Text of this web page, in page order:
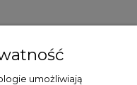
umożliwiają